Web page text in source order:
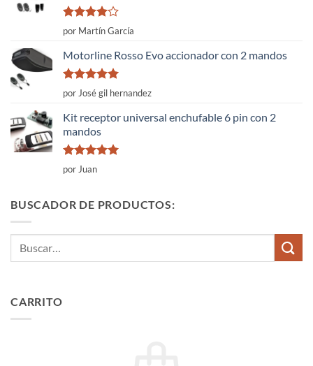
Valorado
con
5
por Martín García
Motorline Rosso Evo accionador con 2 mandos
Valorado
con
de 5
por José gil hernandez
Kit receptor universal enchufable 6 pin con 2
mandos
Valorado
con
por Juan
BUSCADOR DE PRODUCTOS:
CARRITO